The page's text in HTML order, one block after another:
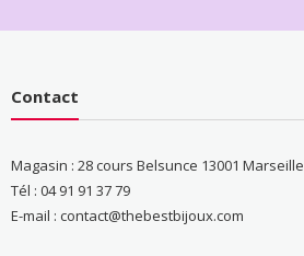
Contact
Magasin : 28 cours Belsunce 13001 Marseille
Tél : 04 91 91 37 79
E-mail : contact@thebestbijoux.com